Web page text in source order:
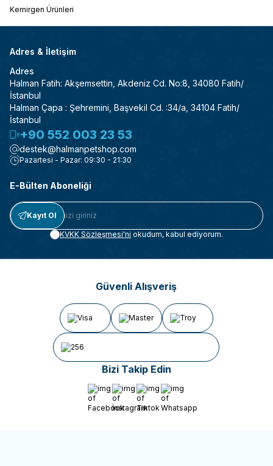
Kemirgen Ürünleri
Adres & İletişim
Adres
Halman Fatih: Akşemsettin, Akdeniz Cd. No:8, 34080 Fatih/
İstanbul
Halman Çapa : Şehremini, Başvekil Cd. :34/a, 34104 Fatih/
İstanbul
+90 552 003 23 53
destek@halmanpetshop.com
Pazartesi - Pazar: 09:30 - 21:30
E-Bülten Aboneliği
Kayıt Ol
KVKK Sözleşmesi'ni okudum, kabul ediyorum.
Güvenli Alışveriş
Bizi Takip Edin
Facebookİnstagram
Tiktok Whatsapp